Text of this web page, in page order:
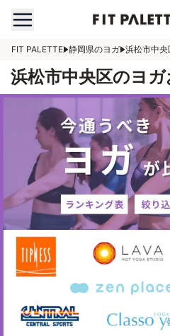
FIT PALETTE 静岡県のヨガ 浜松市中
浜松市中央区のヨ